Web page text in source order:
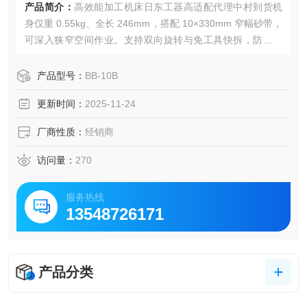
产品简介： 高效能加工机床日东工器高适配代理中村到货机
身仅重 0.55kg、全长 246mm，搭配 10×330mm 窄幅砂带，
可深入狭窄空间作业。支持双向旋转与免工具快拆，防误触
障，是精密加工后去毛刺、精磨的高效工具。
产品型号： BB-10B
更新时间： 2025-11-24
厂商性质： 经销商
访问量： 270
服务热线
13548726171
产品分类